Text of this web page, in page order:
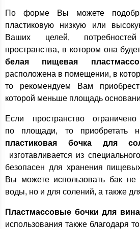
По форме Вы можете
пластиковую низкую или
Ваших целей,
пространства, в котором она
белая пищевая
расположена в помещении, в
то рекомендуем Вам
которой меньше площадь
Если пространство
по площади, то приобретать
пластиковая бочка для
изготавливается из
безопасен для хранения
Вы можете использовать бак не
воды, но и для солений, а также
Пластмассовые бочки для
использования также благодаря